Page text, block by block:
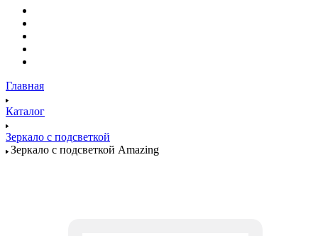
Главная
Каталог
Зеркало с подсветкой
Зеркало с подсветкой Amazing